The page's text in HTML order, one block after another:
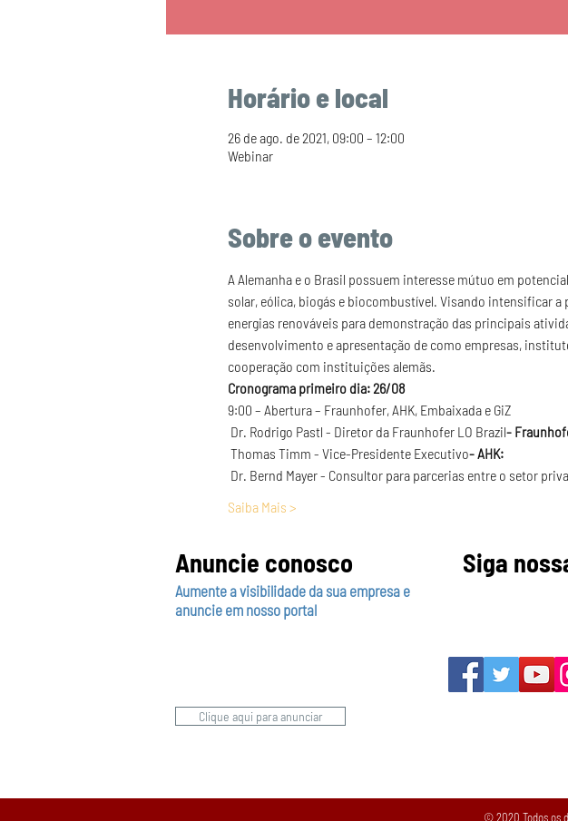
Horário e local
26 de ago. de 2021, 09:00 – 12:00
Webinar
Sobre o evento
A Alemanha e o Brasil possuem interesse mútuo em
solar, eólica, biogás e biocombustível. Visando intensificar
energias renováveis para demonstração das principais
desenvolvimento e apresentação de como empresas,
cooperação com instituições alemãs.
Cronograma primeiro dia: 26/08
9:00 – Abertura – Fraunhofer, AHK, Embaixada e GiZ
Dr. Rodrigo Pastl - Diretor da Fraunhofer LO Brazil-
Thomas Timm - Vice-Presidente Executivo- AHK:
Dr. Bernd Mayer - Consultor para parcerias entre o setor
Saiba Mais >
Anuncie conosco Siga
Aumente a visibilidade da sua empresa e
anuncie em nosso portal
Clique aqui para anunciar
© 2020 Todos os